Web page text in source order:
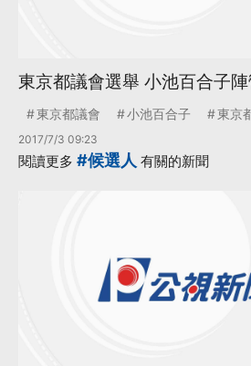
東京都議會選舉 小池百合子
東京都議會 小池百合子 東京
2017/7/3 09:23
閱讀更多 #候選人 有關的新聞